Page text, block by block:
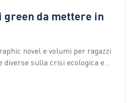
da mettere in
novel e volumi per ragazzi
diverse sulla crisi ecologica e
e ambiente. I titoli
Demetra 2026 diventano una
su clima, turismo,